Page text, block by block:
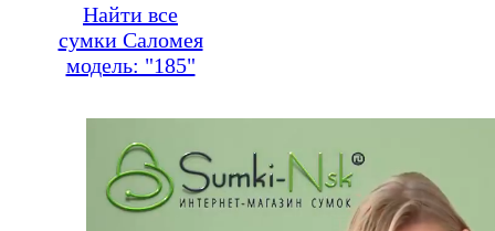
Найти все
сумки Саломея
модель: "185"